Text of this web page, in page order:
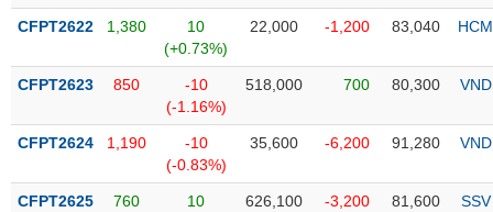
sơ
nghiệp
tức
sự
CFPT2622 1,380
10
(+0.73%)
22,000 -1,200 83,040 HCM
CFPT2623 850
-10
(-1.16%)
518,000 700 80,300 VND
CFPT2624 1,190
-10
(-0.83%)
35,600 -6,200 91,280 VND
CFPT2625 760 10 626,100 -3,200 81,600 SSV
NGUYÊN
VẬT
NGHIỆP